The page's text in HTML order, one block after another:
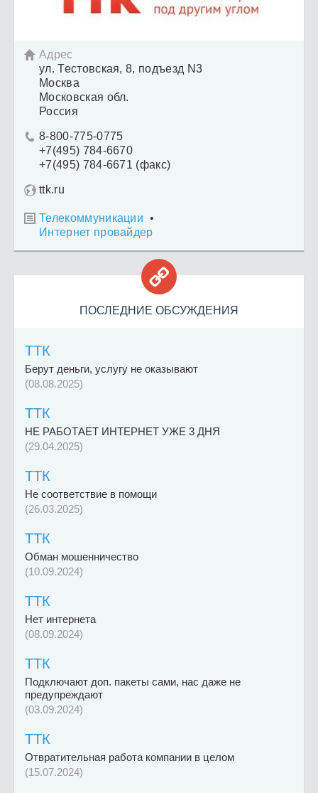
 Адрес
ул. Тестовская, 8, подъезд N3
Москва
Московская обл.
Россия
 8-800-775-0775
+7(495) 784-6670
+7(495) 784-6671 (факс)
ttk.ru
 Телекоммуникации •
Интернет провайдер

ПОСЛЕДНИЕ ОБСУЖДЕНИЯ
ТТК
Берут деньги, услугу не оказывают
(08.08.2025)
ТТК
НЕ РАБОТАЕТ ИНТЕРНЕТ УЖЕ 3 ДНЯ
(29.04.2025)
ТТК
Не соответствие в помощи
(26.03.2025)
ТТК
Обман мошенничество
(10.09.2024)
ТТК
Нет интернета
(08.09.2024)
ТТК
Подключают доп. пакеты сами, нас даже не
предупреждают
(03.09.2024)
ТТК
Отвратительная работа компании в целом
(15.07.2024)